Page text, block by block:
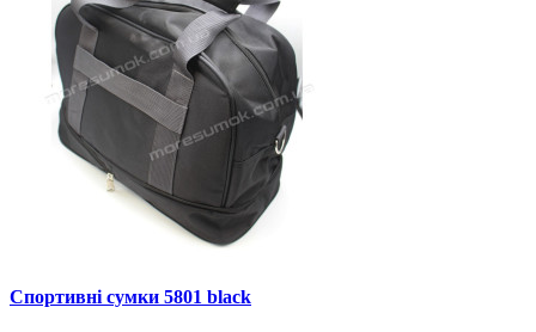
Спортивні сумки 5801 black